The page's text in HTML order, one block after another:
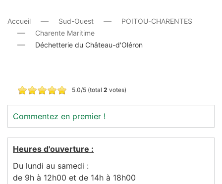
Accueil Sud-Ouest
POITOU-CHARENTES
Charente Maritime
Déchetterie du Château-d'Oléron
5.0/5 (total 2 votes)
Commentez en premier !
Heures d'ouverture :
Du lundi au samedi :
de 9h à 12h00 et de 14h à 18h00